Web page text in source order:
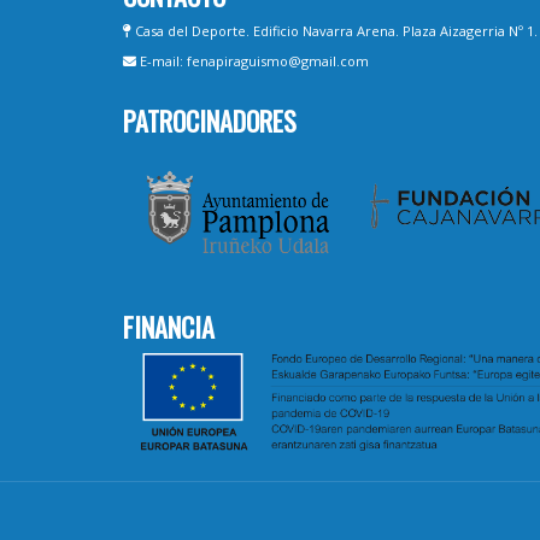
Casa del Deporte. Edificio Navarra Arena. Plaza Aizagerria Nº
E-mail: fenapiraguismo@gmail.com
PATROCINADORES
FINANCIA